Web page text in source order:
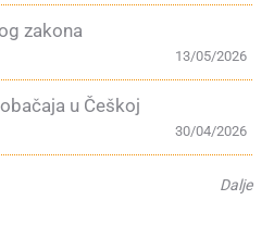
zakona
13/05/2026
u Češkoj
30/04/2026
Dalje